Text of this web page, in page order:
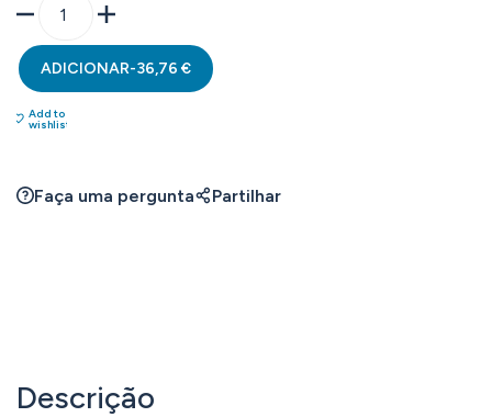
ADICIONAR-36,76 €
Add to
wishlist
Faça uma pergunta Partilhar
Descrição